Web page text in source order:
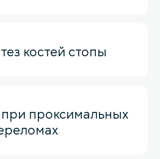
костей стопы
проксимальных